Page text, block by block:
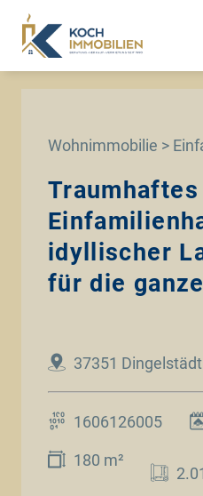
Wohnimmobilie >
Traumhaftes
idyllischer
für die
37351 Dingelstädt
1606126005
180 m²